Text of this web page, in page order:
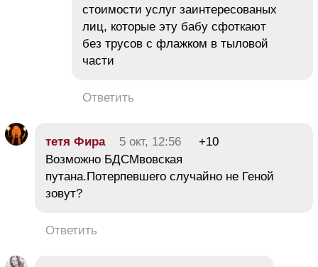
стоимости услуг заинтересованых
лиц, которые эту бабу сфоткают
без трусов с флажком в тыловой
части
Ответить
тетя Фира 5 окт, 12:56
+10
Возможно БДСМвовская
путана.Потерпевшего случайно не Геной
зовут?
Ответить